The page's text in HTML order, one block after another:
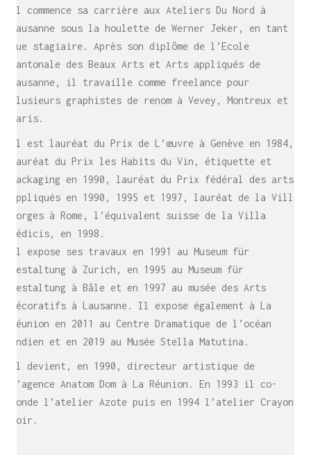
Il commence sa carrière aux Ateliers Du Nord à
Lausanne sous la houlette de Werner Jeker, en tant
que stagiaire. Après son diplôme de l’Ecole
cantonale des Beaux Arts et Arts appliqués de
Lausanne, il travaille comme freelance pour
plusieurs graphistes de renom à Vevey, Montreux et
Paris.
Il est lauréat du Prix de L’œuvre à Genève en 1984,
lauréat du Prix les Habits du Vin, étiquette et
packaging en 1990, lauréat du Prix fédéral des arts
appliqués en 1990, 1995 et 1997, lauréat de la Villa
Borges à Rome, l’équivalent suisse de la Villa
Médicis, en 1998.
Il expose ses travaux en 1991 au Museum für
Gestaltung à Zurich, en 1995 au Museum für
Gestaltung à Bâle et en 1997 au musée des Arts
décoratifs à Lausanne. Il expose également à La
Réunion en 2011 au Centre Dramatique de l’océan
Indien et en 2019 au Musée Stella Matutina.
Il devient, en 1990, directeur artistique de
l’agence Anatom Dom à La Réunion. En 1993 il co-
fonde l’atelier Azote puis en 1994 l’atelier Crayon
noir.